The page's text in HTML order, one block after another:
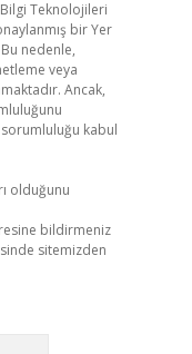
Bilgi Teknolojileri
bir Yer
nedenle,
veya
Ancak,
kabul
olduğunu
bildirmeniz
sitemizden